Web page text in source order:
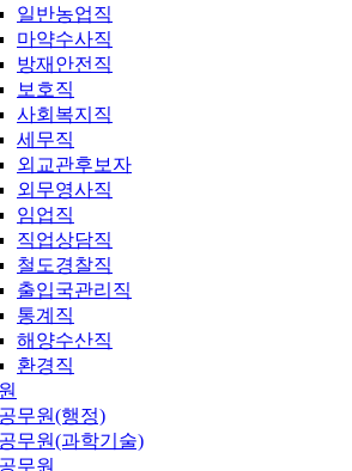
일반농업직
마약수사직
방재안전직
보호직
사회복지직
세무직
외교관후보자
외무영사직
임업직
직업상담직
철도경찰직
출입국관리직
통계직
해양수산직
환경직
무원(행정)
무원(과학기술)
무원